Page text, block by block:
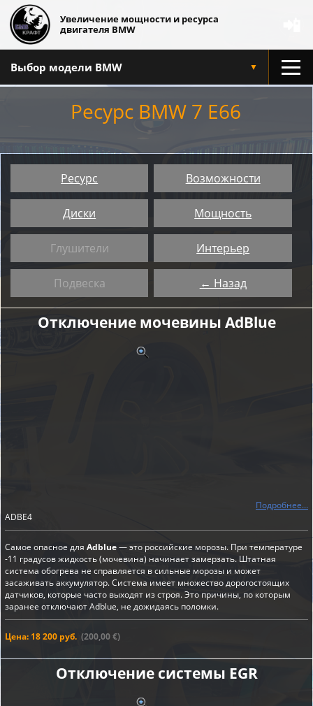
Увеличение мощности и ресурса
двигателя BMW
Выбор модели BMW ▼
Ресурс BMW 7 E66
Ресурс Возможности
Диски Мощность
Глушители Интерьер
Подвеска ← Назад
Отключение мочевины AdBlue
Подробнее...
ADBE4
Самое опасное для Adblue— это российские морозы. При температуре
-11 градусов жидкость (мочевина) начинает замерзать. Штатная
система обогрева не справляется в сильные морозы и может
засаживать аккумулятор. Система имеет множество дорогостоящих
датчиков, которые часто выходят из строя. Это причины, по которым
заранее отключают Adblue, не дожидаясь поломки.
Цена: 18 200 руб. (200,00 €)
Отключение системы EGR